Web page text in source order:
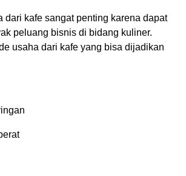
dari kafe sangat penting karena dapat
peluang bisnis di bidang kuliner.
usaha dari kafe yang bisa dijadikan